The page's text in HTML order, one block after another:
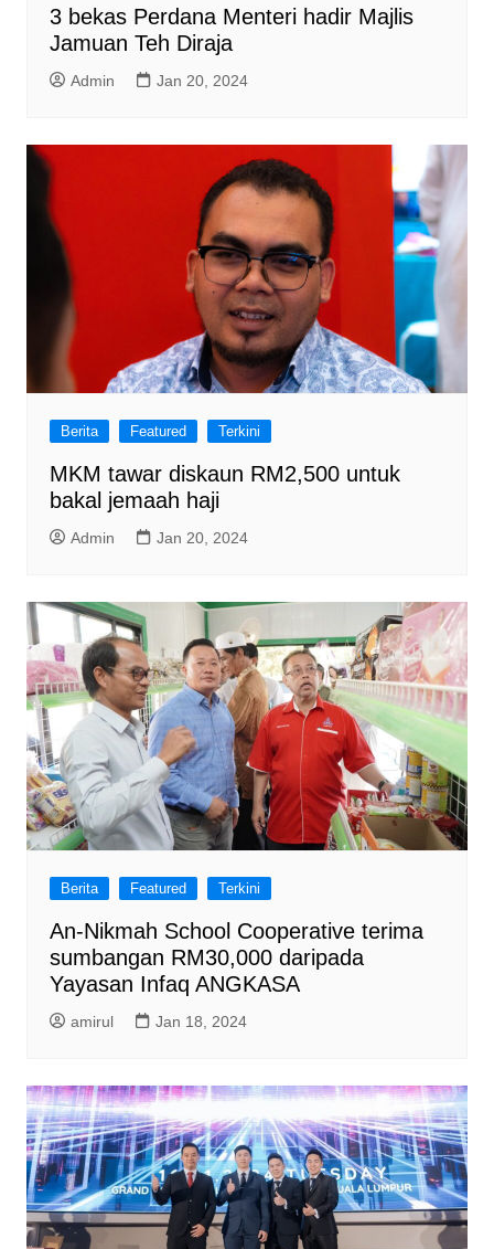
3 bekas Perdana Menteri hadir Majlis
Jamuan Teh Diraja
Admin Jan 20, 2024
Berita Featured Terkini
MKM tawar diskaun RM2,500 untuk
bakal jemaah haji
Admin Jan 20, 2024
Berita Featured Terkini
An-Nikmah School Cooperative terima
sumbangan RM30,000 daripada
Yayasan Infaq ANGKASA
amirul Jan 18, 2024